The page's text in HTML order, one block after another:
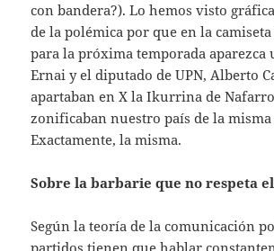
con bandera?). Lo hemos visto
de la polémica por que en la
para la próxima temporada aparezca
Ernai y el diputado de UPN, Alberto
apartaban en X la Ikurrina de
zonificaban nuestro país de la misma
Exactamente, la misma.
Sobre la barbarie que no respeta
Según la teoría de la comunicación